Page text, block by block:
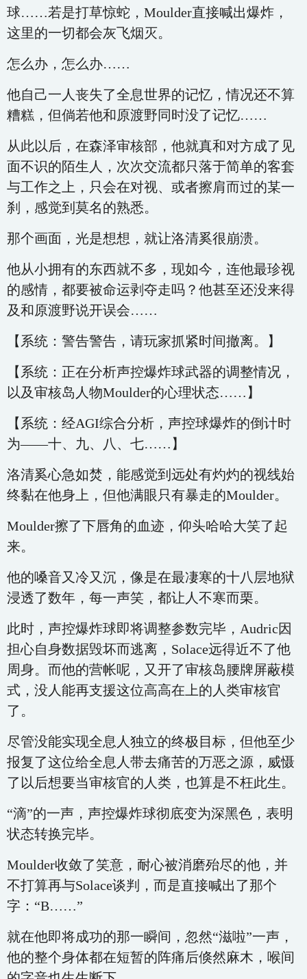
球……若是打草惊蛇，Moulder直接喊出爆炸，
这里的一切都会灰飞烟灭。
怎么办，怎么办……
他自己一人丧失了全息世界的记忆，情况还不算
糟糕，但倘若他和原渡野同时没了记忆……
从此以后，在森泽审核部，他就真和对方成了见
面不识的陌生人，次次交流都只落于简单的客套
与工作之上，只会在对视、或者擦肩而过的某一
刹，感觉到莫名的熟悉。
那个画面，光是想想，就让洛清奚很崩溃。
他从小拥有的东西就不多，现如今，连他最珍视
的感情，都要被命运剥夺走吗？他甚至还没来得
及和原渡野说开误会……
【系统：警告警告，请玩家抓紧时间撤离。】
【系统：正在分析声控爆炸球武器的调整情况，
以及审核岛人物Moulder的心理状态……】
【系统：经AGI综合分析，声控球爆炸的倒计时
为——十、九、八、七……】
洛清奚心急如焚，能感觉到远处有灼灼的视线始
终黏在他身上，但他满眼只有暴走的Moulder。
Moulder擦了下唇角的血迹，仰头哈哈大笑了起
来。
他的嗓音又冷又沉，像是在最凄寒的十八层地狱
浸透了数年，每一声笑，都让人不寒而栗。
此时，声控爆炸球即将调整参数完毕，Audric因
担心自身数据毁坏而逃离，Solace远得近不了他
周身。而他的营帐呢，又开了审核岛腰牌屏蔽模
式，没人能再支援这位高高在上的人类审核官
了。
尽管没能实现全息人独立的终极目标，但他至少
报复了这位给全息人带去痛苦的万恶之源，威慑
了以后想要当审核官的人类，也算是不枉此生。
“滴”的一声，声控爆炸球彻底变为深黑色，表明
状态转换完毕。
Moulder收敛了笑意，耐心被消磨殆尽的他，并
不打算再与Solace谈判，而是直接喊出了那个
字：“B……”
就在他即将成功的那一瞬间，忽然“滋啦”一声，
他的整个身体都在短暂的阵痛后倏然麻木，喉间